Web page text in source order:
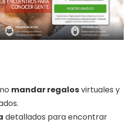
mandar regalosvirtuales y
detallados para encontrar